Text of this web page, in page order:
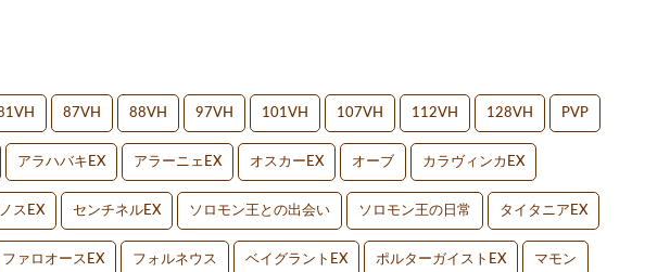
87VH 88VH 97VH 101VH 107VH 112VH 128VH PVP
アラハバキEX アラーニェEX オスカーEX オーブ カラヴィンカEX
スEX センチネルEX ソロモン王との出会い ソロモン王の日常 タイタニアEX
ファロオースEX フォルネウス ベイグラントEX ポルターガイストEX マモン